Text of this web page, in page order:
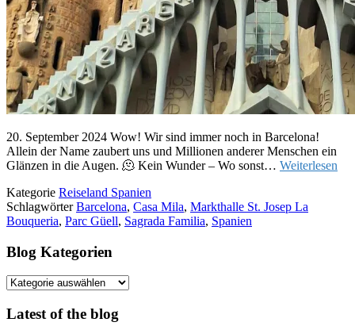
20. September 2024 Wow! Wir sind immer noch in Barcelona!
Allein der Name zaubert uns und Millionen anderer Menschen ein
Glänzen in die Augen. 🫠 Kein Wunder – Wo sonst… Weiterlesen
Kategorie Reiseland Spanien
SchlagwörterBarcelona, Casa Mila, Markthalle St. Josep La
Bouqueria, Parc Güell, Sagrada Familia, Spanien
Blog Kategorien
Blog
Latest of the blog